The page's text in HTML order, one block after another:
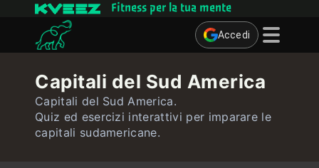
Fitness per la tua mente
Accedi
Quiz
Utente
Capitali del Sud America
Capitali del Sud America.
Quiz ed esercizi interattivi per imparare le
capitali sudamericane.